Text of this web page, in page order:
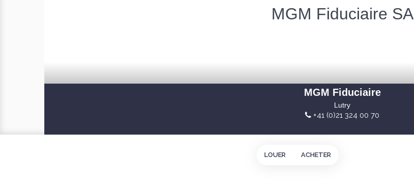
MGM Fiduciaire SA
MGM Fiduciaire
Lutry
+41 (0)21 324 00 70
LOUER ACHETER